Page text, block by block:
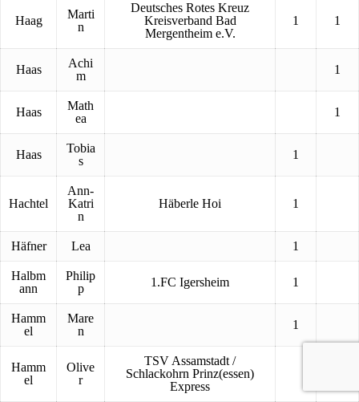
Haag
Marti
n
Deutsches Rotes Kreuz
Kreisverband Bad
Mergentheim e.V.
1 1
Haas
Achi
m
1
Haas
Math
ea
1
Haas
Tobia
s
1
Hachtel
Ann-
Katri
n
Häberle Hoi 1
Häfner Lea 1
Halbm
ann
Philip
p
1.FC Igersheim 1
Hamm
el
Mare
n
1
Hamm
el
Olive
r
TSV Assamstadt /
Schlackohrn Prinz(essen)
Express